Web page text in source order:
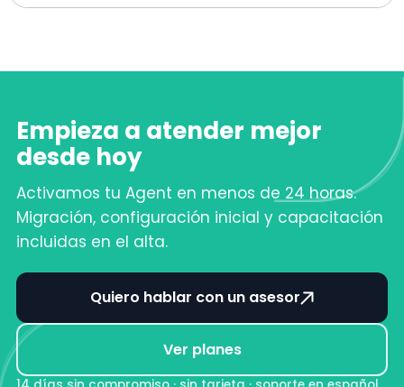
Empieza a atender mejor
desde hoy
Activamos tu Agent en menos de 24 horas.
Migración, configuración inicial y capacitación
incluidas en el alta.
Quiero hablar con un asesor
Ver planes